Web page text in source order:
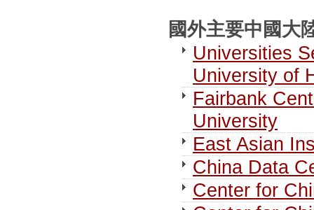
國外主要中國
Universities
University of
Fairbank
University
East Asian
China Data
Center for